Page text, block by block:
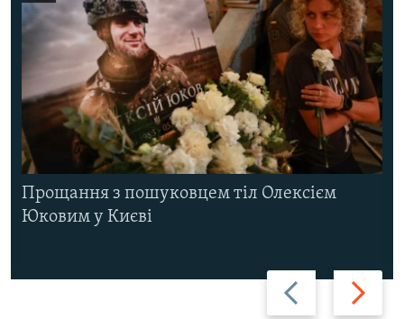
Назад Вперед
Прощання з пошуковцем тіл Олексієм
Юковим у Києві